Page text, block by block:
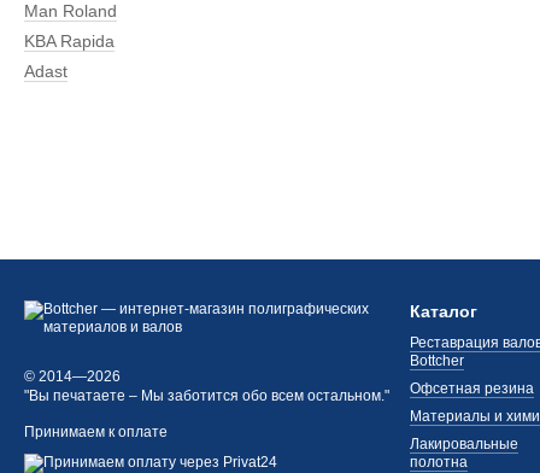
Man Roland
KBA Rapida
Adast
© 2014—2026
"Вы печатаете – Мы заботится обо всем остальном."
Принимаем к оплате
Каталог
Реставрация
Bottcher
Офсетная резина
Материалы и
Лакировальные
полотна